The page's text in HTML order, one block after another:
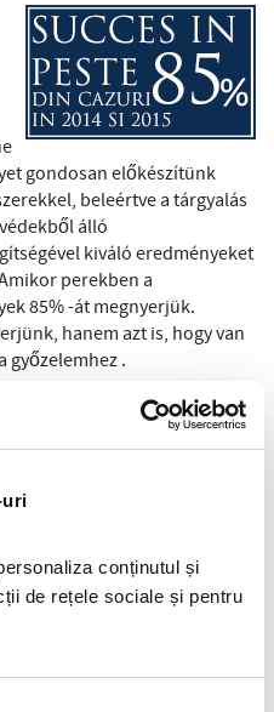
uri
conținutul și
de rețele sociale și pentru
gondosan előkészítünk
beleértve a tárgyalás
álló
kiváló eredményeket
perekben a
85% -át megnyerjük.
hanem azt is, hogy van
győzelemhez .
– ügyvédek, könyvelők és
szakértő könyvelőre,
csapatra van szükséged, mi
Sok ügyfél „jogügyi